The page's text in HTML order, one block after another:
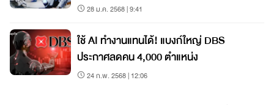
28 ม.ค. 2568 | 9:41
ใช้ AI ทำงานแทนได้! แบงก์ใหญ่ DBS
ประกาศลดคน 4,000 ตำแหน่ง
24 ก.พ. 2568 | 12:06